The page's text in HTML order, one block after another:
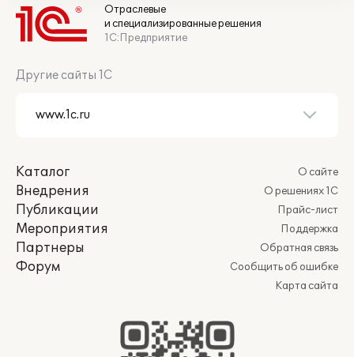
Отраслевые
и специализированные решения
1С:Предприятие
Другие сайты 1С
Каталог
Внедрения
Публикации
Мероприятия
Партнеры
Форум
О сайте
О решениях 1С
Прайс-лист
Поддержка
Обратная связь
Сообщить об ошибке
Карта сайта